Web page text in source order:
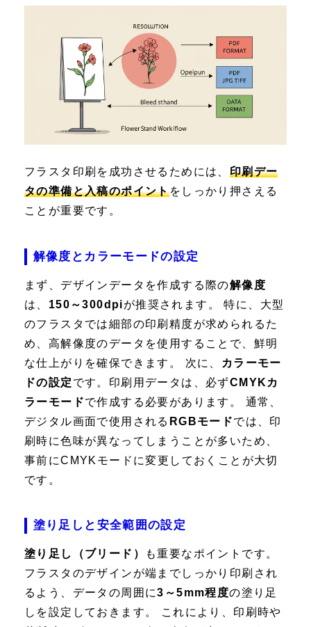
フラスタ印刷を成功させるためには、 印刷デー
タの準備と入稿のポイントをしっかり押さえる
ことが重要です。
解像度とカラーモードの設定
まず、デザインデータを作成する際の解像度
は、 150～300dpiが推奨されます。 特に、大型
のフラスタでは細部の印刷精度が求められるた
め、高解像度のデータを使用することで、鮮明
な仕上がりを確保できます。 次に、
カラーモー
ドの設定 です。印刷用データは、必ずCMYKカ
ラーモードで作成する必要があります。 通常、
デジタル画面で使用される RGBモードでは、印
刷時に色味が異なってしまうことが多いため、
事前にCMYKモードに変更しておくことが大切
です。
塗り足しと安全範囲の設定
塗り足し（ブリード）
も重要なポイントです。
フラスタのデザインが端までしっかり印刷され
るよう、データの周囲に3～5mm程度の塗り足
しを設定しておきます。 これにより、印刷時や